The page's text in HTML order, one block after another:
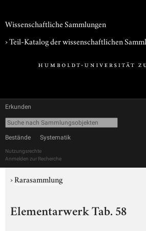
Wissenschaftliche Sammlungen
› Teil-Katalog der wissenschaftlichen
Erkunden
Bestände Systematik
Nutzungsrechte
Anmelden zur Recherche
›Rarasammlung
Elementarwerk Tab. 58